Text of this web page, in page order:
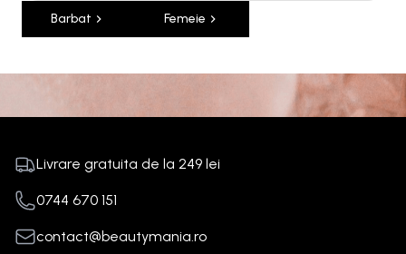
Barbat Femeie
Livrare gratuita de la 249 lei
0744 670 151
contact@beautymania.ro